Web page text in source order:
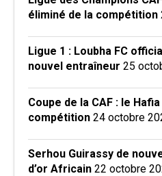
éliminé de la compétition
Ligue 1 : Loubha FC
nouvel entraîneur 25
Coupe de la CAF : le
compétition 24 octobre
Serhou Guirassy de
d’or Africain 22 octobre